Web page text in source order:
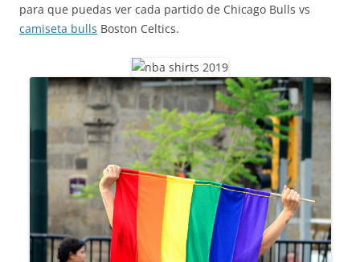
para que puedas ver cada partido de Chicago Bulls vs
camiseta bulls Boston Celtics.